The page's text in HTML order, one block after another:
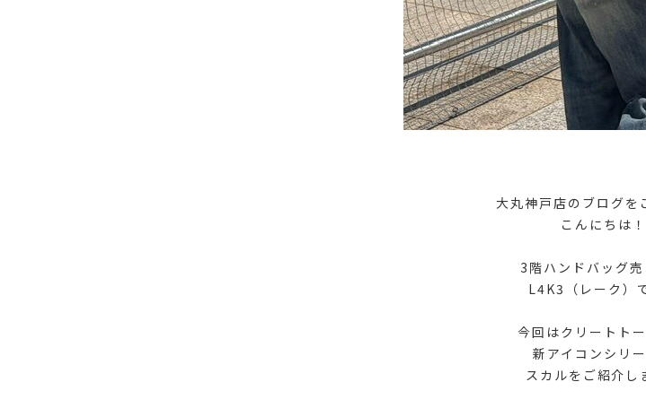
大丸神戸店のブログを
こんにちは！
3階ハンドバッグ売
L4K3（レーク）
今回はクリートト
新アイコンシリ
スカルをご紹介